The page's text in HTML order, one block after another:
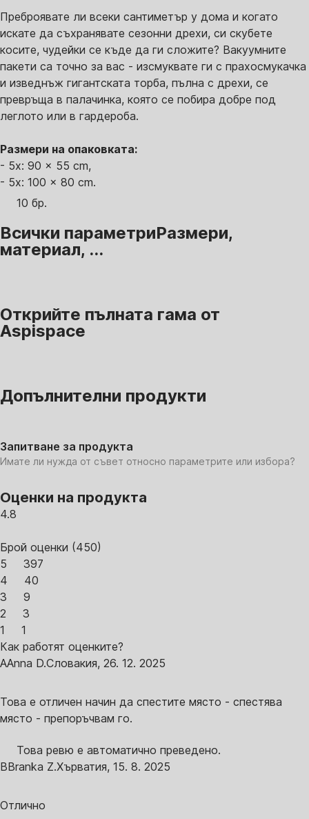
Преброявате ли всеки сантиметър у дома и когато
искате да съхранявате сезонни дрехи, си скубете
косите, чудейки се къде да ги сложите? Вакуумните
пакети са точно за вас - изсмуквате ги с прахосмукачка
и изведнъж гигантската торба, пълна с дрехи, се
превръща в палачинка, която се побира добре под
леглото или в гардероба.
Размери на опаковката:
- 5x: 90 x 55 cm,
- 5x: 100 x 80 cm.
10 бр.
Всички параметриРазмери,
материал, ...
Открийте пълната гама от
Aspispace
Допълнителни продукти
Запитване за продукта
Имате ли нужда от съвет относно параметрите или избора?
Оценки на продукта
4.8
Брой оценки (450)
5
397
4
40
3
9
2
3
1
1
Как работят оценките?
AAnna D.Словакия, 26. 12. 2025
Това е отличен начин да спестите място - спестява
място - препоръчвам го.
Това ревю е автоматично преведено.
BBranka Z.Хърватия, 15. 8. 2025
Отлично